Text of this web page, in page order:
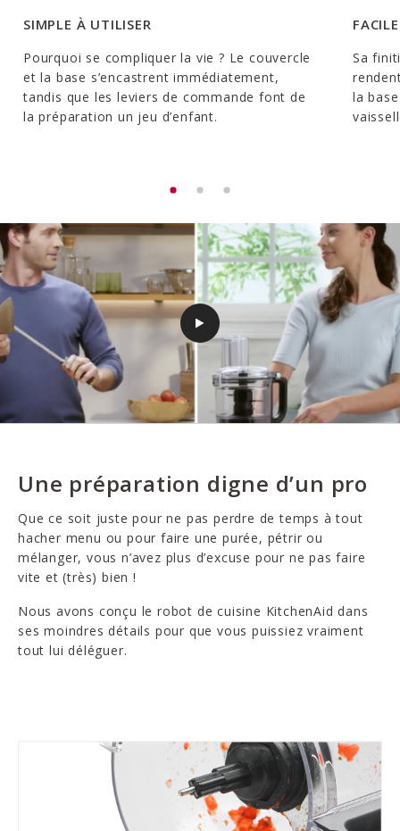
SIMPLE À UTILISER
Pourquoi se compliquer la vie ? Le couvercle
et la base s’encastrent immédiatement,
tandis que les leviers de commande font de
la préparation un jeu d’enfant.
Sa
la
Une préparation digne d’un pro
Que ce soit juste pour ne pas perdre de temps à tout
hacher menu ou pour faire une purée, pétrir ou
mélanger, vous n’avez plus d’excuse pour ne pas faire
vite et (très) bien !
Nous avons conçu le robot de cuisine KitchenAid dans
ses moindres détails pour que vous puissiez vraiment
tout lui déléguer.